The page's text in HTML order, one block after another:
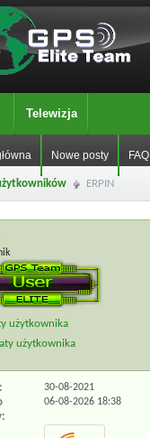
Nowe posty FAQ
Telewizja
ERPIN
użytkownika
użytkownika
30-08-2021
06-08-2026 18:38